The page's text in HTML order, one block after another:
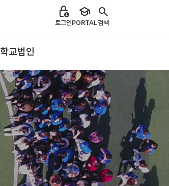
lock_person
로그인
school
PORTAL
search
검색
학교법인